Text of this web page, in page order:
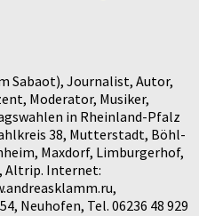
Sabaot), Journalist, Autor,
Moderator, Musiker,
in Rheinland-Pfalz
38, Mutterstadt, Böhl-
Maxdorf, Limburgerhof,
Altrip. Internet:
Neuhofen, Tel. 06236 48 929